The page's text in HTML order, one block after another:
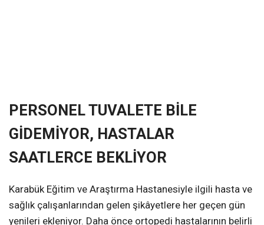
PERSONEL TUVALETE BİLE
GİDEMİYOR, HASTALAR
SAATLERCE BEKLİYOR
Karabük Eğitim ve Araştırma Hastanesiyle ilgili hasta ve
sağlık çalışanlarından gelen şikâyetlere her geçen gün
yenileri ekleniyor. Daha önce ortopedi hastalarının belirli